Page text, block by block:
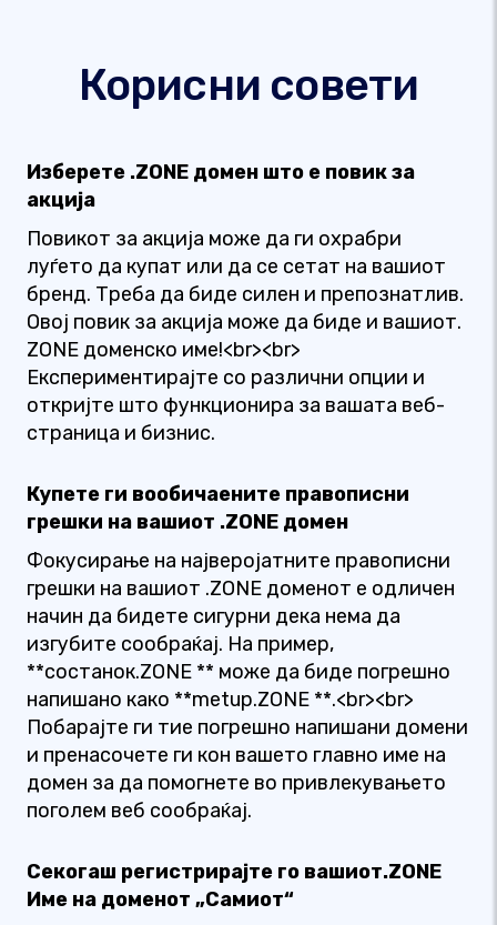
Корисни совети
Изберете .ZONE домен што е повик за
акција
Повикот за акција може да ги охрабри
луѓето да купат или да се сетат на вашиот
бренд. Треба да биде силен и препознатлив.
Овој повик за акција може да биде и вашиот.
ZONE доменско име!<br><br>
Експериментирајте со различни опции и
откријте што функционира за вашата веб-
страница и бизнис.
Купете ги вообичаените правописни
грешки на вашиот .ZONE домен
Фокусирање на најверојатните правописни
грешки на вашиот .ZONE доменот е одличен
начин да бидете сигурни дека нема да
изгубите сообраќај. На пример,
**состанок.ZONE ** може да биде погрешно
напишано како **metup.ZONE **.<br><br>
Побарајте ги тие погрешно напишани домени
и пренасочете ги кон вашето главно име на
домен за да помогнете во привлекувањето
поголем веб сообраќај.
Секогаш регистрирајте го вашиот.ZONE
Име на доменот „Самиот“